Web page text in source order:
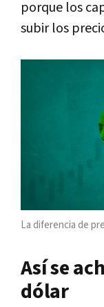
porque los
subir los
La diferencia de
Así se
dólar